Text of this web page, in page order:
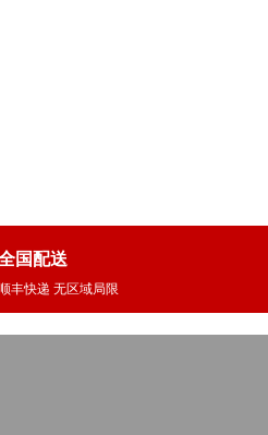
国配送
顺丰快递 无区域局限